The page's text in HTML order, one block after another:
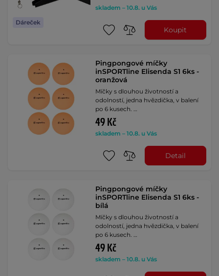
Dáreček
skladem – 10.8. u Vás
Koupit
Pingpongové míčky
inSPORTline Elisenda S1 6ks -
oranžová
Míčky s dlouhou životností a
odolností, jedna hvězdička, v balení
po 6 kusech. …
49 Kč
skladem – 10.8. u Vás
Detail
Pingpongové míčky
inSPORTline Elisenda S1 6ks -
bílá
Míčky s dlouhou životností a
odolností, jedna hvězdička, v balení
po 6 kusech. …
49 Kč
skladem – 10.8. u Vás